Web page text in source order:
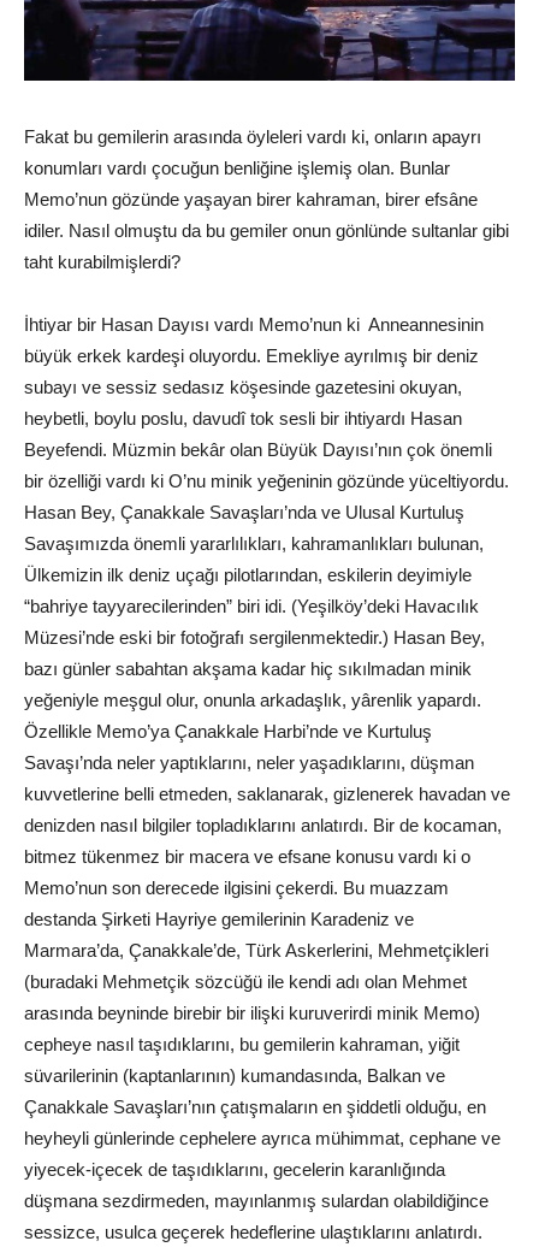
Fakat bu gemilerin arasında öyleleri vardı ki, onların apayrı
konumları vardı çocuğun benliğine işlemiş olan. Bunlar
Memo’nun gözünde yaşayan birer kahraman, birer efsâne
idiler. Nasıl olmuştu da bu gemiler onun gönlünde sultanlar gibi
taht kurabilmişlerdi?
İhtiyar bir Hasan Dayısı vardı Memo’nun ki Anneannesinin
büyük erkek kardeşi oluyordu. Emekliye ayrılmış bir deniz
subayı ve sessiz sedasız köşesinde gazetesini okuyan,
heybetli, boylu poslu, davudî tok sesli bir ihtiyardı Hasan
Beyefendi. Müzmin bekâr olan Büyük Dayısı’nın çok önemli
bir özelliği vardı ki O’nu minik yeğeninin gözünde yüceltiyordu.
Hasan Bey, Çanakkale Savaşları’nda ve Ulusal Kurtuluş
Savaşımızda önemli yararlılıkları, kahramanlıkları bulunan,
Ülkemizin ilk deniz uçağı pilotlarından, eskilerin deyimiyle
“bahriye tayyarecilerinden” biri idi. (Yeşilköy’deki Havacılık
Müzesi’nde eski bir fotoğrafı sergilenmektedir.) Hasan Bey,
bazı günler sabahtan akşama kadar hiç sıkılmadan minik
yeğeniyle meşgul olur, onunla arkadaşlık, yârenlik yapardı.
Özellikle Memo’ya Çanakkale Harbi’nde ve Kurtuluş
Savaşı’nda neler yaptıklarını, neler yaşadıklarını, düşman
kuvvetlerine belli etmeden, saklanarak, gizlenerek havadan ve
denizden nasıl bilgiler topladıklarını anlatırdı. Bir de kocaman,
bitmez tükenmez bir macera ve efsane konusu vardı ki o
Memo’nun son derecede ilgisini çekerdi. Bu muazzam
destanda Şirketi Hayriye gemilerinin Karadeniz ve
Marmara’da, Çanakkale’de, Türk Askerlerini, Mehmetçikleri
(buradaki Mehmetçik sözcüğü ile kendi adı olan Mehmet
arasında beyninde birebir bir ilişki kuruverirdi minik Memo)
cepheye nasıl taşıdıklarını, bu gemilerin kahraman, yiğit
süvarilerinin (kaptanlarının) kumandasında, Balkan ve
Çanakkale Savaşları’nın çatışmaların en şiddetli olduğu, en
heyheyli günlerinde cephelere ayrıca mühimmat, cephane ve
yiyecek-içecek de taşıdıklarını, gecelerin karanlığında
düşmana sezdirmeden, mayınlanmış sulardan olabildiğince
sessizce, usulca geçerek hedeflerine ulaştıklarını anlatırdı.